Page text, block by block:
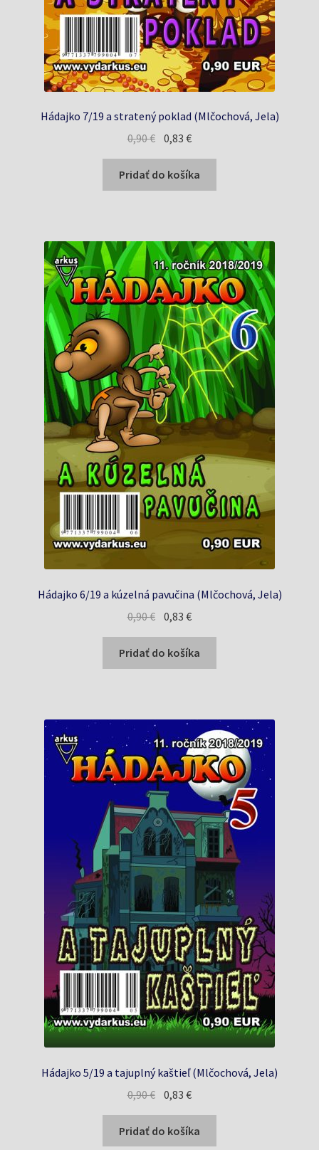
Hádajko 7/19 a stratený poklad (Mlčochová, Jela)
0,90€ Pôvodná
cena
bola:
0,90 €.
0,83€Aktuálna
cena
je:
0,83 €.
Pridať do košíka
Hádajko 6/19 a kúzelná pavučina (Mlčochová, Jela)
0,90€ Pôvodná
bola:
0,90 €.
0,83€Aktuálna
je:
0,83 €.
Pridať do košíka
Hádajko 5/19 a tajuplný kaštieľ (Mlčochová, Jela)
0,90€ Pôvodná
bola:
0,90 €.
0,83€Aktuálna
je:
0,83 €.
Pridať do košíka